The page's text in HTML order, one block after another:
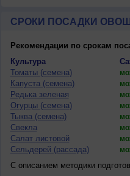
СРОКИ ПОСАДКИ
Рекомендации по срокам
Культура
Томаты (семена)
Капуста (семена)
Редька зеленая
Огурцы (семена)
Тыква (семена)
Свекла
Салат листовой
Сельдерей (рассада)
С описанием методики